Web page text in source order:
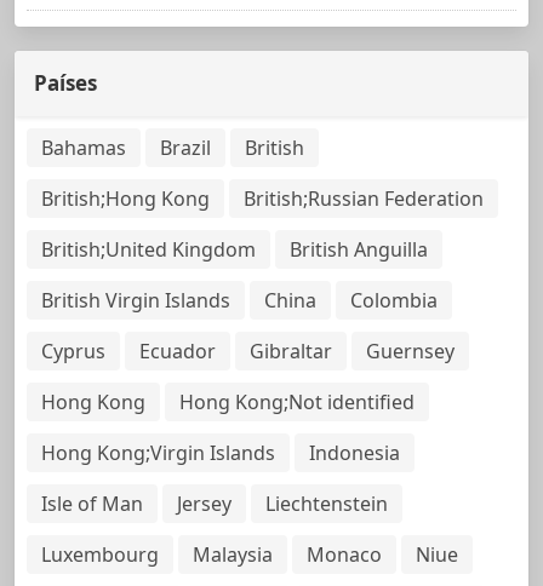
Países
Bahamas Brazil
British
British;Hong Kong
British;Russian Federation
British;United Kingdom
British Anguilla
British Virgin Islands
China
Colombia
Cyprus
Ecuador Gibraltar
Guernsey
Hong Kong
Hong Kong;Not identified
Hong Kong;Virgin Islands
Indonesia
Isle of Man
Jersey
Liechtenstein
Luxembourg
Malaysia Monaco
Niue